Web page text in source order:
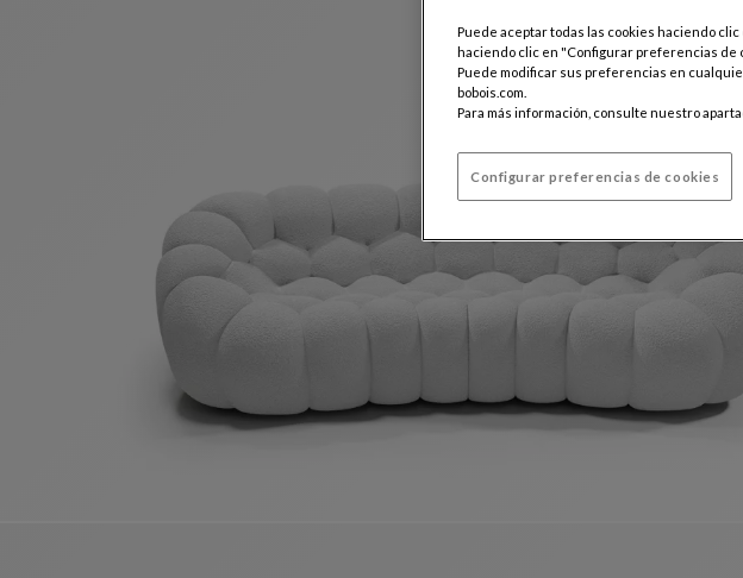
Puede aceptar todas las cookies haciendo
haciendo clic en "Configurar preferencias de
Puede modificar sus preferencias en
bobois.com.
Para más información, consulte nuestro
Configurar preferencias de cookies